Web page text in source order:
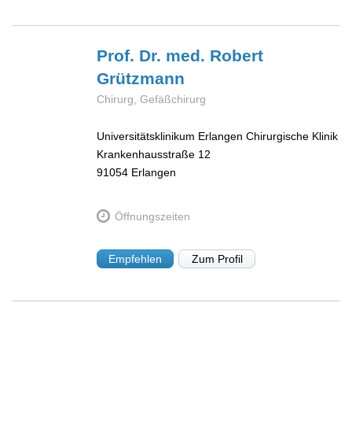
Prof. Dr. med. Robert
Grützmann
Chirurg, Gefäßchirurg
Universitätsklinikum Erlangen Chirurgische Klinik
Krankenhausstraße 12
91054 Erlangen
Öffnungszeiten
Empfehlen Zum Profil